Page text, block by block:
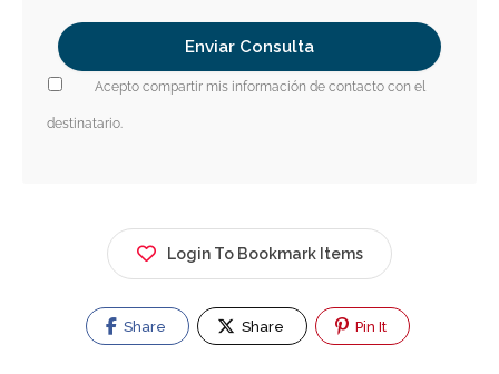
Acepto compartir mis información de contacto con el
destinatario.
Login To Bookmark Items
Share Share Pin It